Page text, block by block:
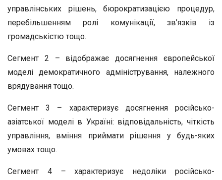
управлінських рішень, бюрократизацією процедур,
перебільшенням ролі комунікації, зв’язків із
громадськістю тощо.
Сегмент 2 – відображає досягнення європейської
моделі демократичного адміністрування, належного
врядування тощо.
Сегмент 3 – характеризує досягнення російсько-
азіатської моделі в Україні: відповідальність, чіткість
управління, вміння приймати рішення у будь-яких
умовах тощо.
Сегмент 4 – характеризує недоліки російсько-